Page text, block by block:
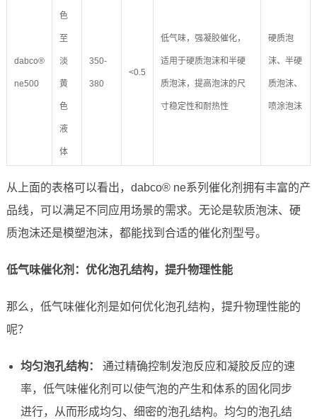
dabco®
ne500
色
至
淡
黄
色
液
体
350-
380
<0.5
低气味，强凝胶催化，
适用于硬质泡沫和半硬
质泡沫，提高泡沫的尺
寸稳定性和耐热性
硬质泡
沫、半硬
质泡沫、
喷涂泡沫
从上面的表格可以看出，dabco® ne系列催化剂拥有丰富的产
品线，可以满足不同应用场景的需求。无论是软质泡沫、硬
质泡沫还是模塑泡沫，都能找到合适的催化剂型号。
低气味催化剂：优化泡孔结构，提升物理性能
那么，低气味催化剂是如何优化泡孔结构，提升物理性能的
呢？
均匀泡孔结构：
通过精确控制发泡反应和凝胶反应的速
率，低气味催化剂可以使气泡的产生和体系的固化同步
进行，从而形成均匀、细密的泡孔结构。均匀的泡孔结